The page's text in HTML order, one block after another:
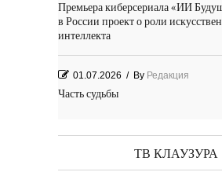
Премьера киберсериала «ИИ
в России проект о роли
интеллекта
01.07.2026 / By Редакция
Часть судьбы
29.06.2026 / ByРедакция
День Победы! ПосёлокТВ КЛАУЗУРА